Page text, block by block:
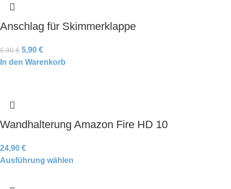
Anschlag für Skimmerklappe
6,90€ 5,90 €
In den Warenkorb
Wandhalterung Amazon Fire HD 10
24,90 €
Ausführung wählen